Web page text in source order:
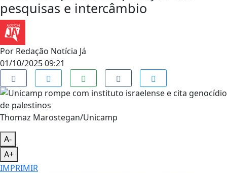
pesquisas e intercâmbio
Por Redação Notícia Já
01/10/2025 09:21
Thomaz Marostegan/Unicamp
A-
A+
IMPRIMIR